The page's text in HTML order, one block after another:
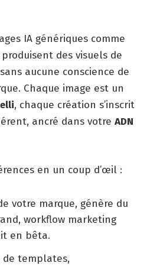
IA génériques comme
produisent des visuels de
aucune conscience de
Chaque image est un
, chaque création s’inscrit
ancré dans votre ADN
en un coup d’œil :
votre marque, génère du
workflow marketing
en bêta.
de templates,